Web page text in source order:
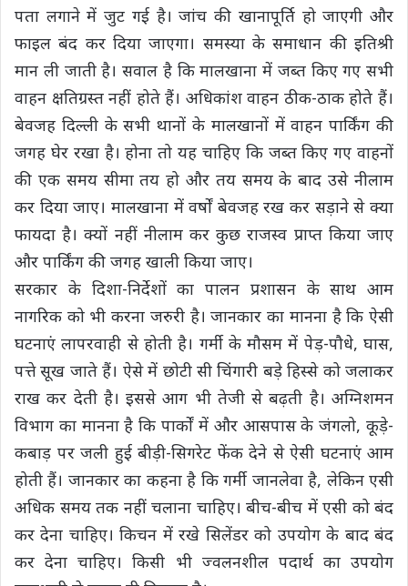
पता लगाने में जुट गई है। जांच की खानापूर्ति हो जाएगी और
फाइल बंद कर दिया जाएगा। समस्या के समाधान की इतिश्री
मान ली जाती है। सवाल है कि मालखाना में जब्त किए गए सभी
वाहन क्षतिग्रस्त नहीं होते हैं। अधिकांश वाहन ठीक-ठाक होते हैं।
बेवजह दिल्ली के सभी थानों के मालखानों में वाहन पार्किंग की
जगह घेर रखा है। होना तो यह चाहिए कि जब्त किए गए वाहनों
की एक समय सीमा तय हो और तय समय के बाद उसे नीलाम
कर दिया जाए। मालखाना में वर्षों बेवजह रख कर सड़ाने से क्या
फायदा है। क्यों नहीं नीलाम कर कुछ राजस्व प्राप्त किया जाए
और पार्किंग की जगह खाली किया जाए।
सरकार के दिशा-निर्देशों का पालन प्रशासन के साथ आम
नागरिक को भी करना जरुरी है। जानकार का मानना है कि ऐसी
घटनाएं लापरवाही से होती है। गर्मी के मौसम में पेड़-पौधे, घास,
पत्ते सूख जाते हैं। ऐसे में छोटी सी चिंगारी बड़े हिस्से को जलाकर
राख कर देती है। इससे आग भी तेजी से बढ़ती है। अग्निशमन
विभाग का मानना है कि पार्कों में और आसपास के जंगलो, कूड़े-
कबाड़ पर जली हुई बीड़ी-सिगरेट फेंक देने से ऐसी घटनाएं आम
होती हैं। जानकार का कहना है कि गर्मी जानलेवा है, लेकिन एसी
अधिक समय तक नहीं चलाना चाहिए। बीच-बीच में एसी को बंद
कर देना चाहिए। किचन में रखे सिलेंडर को उपयोग के बाद बंद
कर देना चाहिए। किसी भी ज्वलनशील पदार्थ का उपयोग